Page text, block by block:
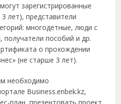
зарегистрированные
лет), представители
многодетные, люди с
получатели пособий и др.
о прохождении
(не старше 3 лет).
необходимо
Business.enbek.kz,
план, презентовать проект